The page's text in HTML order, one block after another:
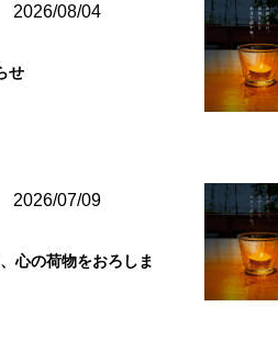
2026/08/04
せ
2026/07/09
心の荷物をおろしま